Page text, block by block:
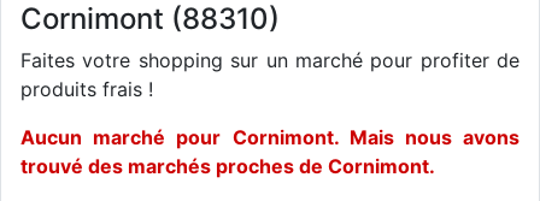
Cornimont (88310)
Faites votre shopping sur un marché pour profiter de
produits frais !
Aucun marché pour Cornimont. Mais nous avons
trouvé des marchés proches de Cornimont.